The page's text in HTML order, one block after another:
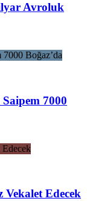
Avroluk
7000
Vekalet Edecek